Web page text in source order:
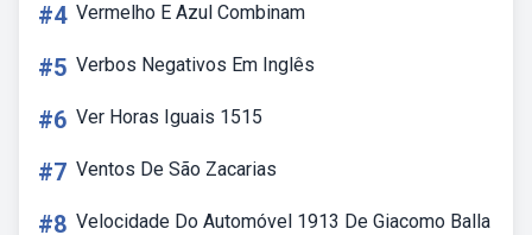
#4 Vermelho E Azul Combinam
#5 Verbos Negativos Em Inglês
#6 Ver Horas Iguais 1515
#7 Ventos De São Zacarias
#8 Velocidade Do Automóvel 1913 De Giacomo Balla